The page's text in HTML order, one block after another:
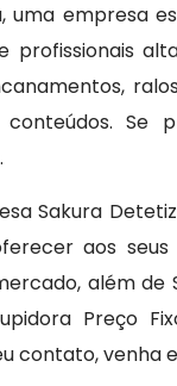
uma empresa
profissionais
conteúdos. Se
Sakura
aos
além de
Preço
contato, venha